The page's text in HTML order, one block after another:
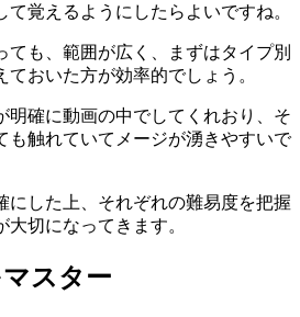
覚えるようにしたらよいですね。
ても、範囲が広く、まずはタイプ別
おいた方が効率的でしょう。
明確に動画の中でしてくれおり、そ
も触れていてメージが湧きやすいで
にした上、それぞれの難易度を把握
切になってきます。
スター